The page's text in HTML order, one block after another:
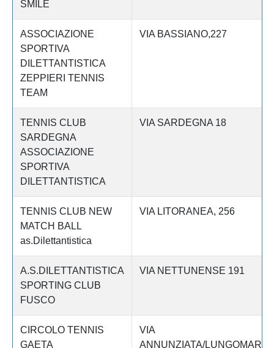
SMILE
ASSOCIAZIONE
SPORTIVA
DILETTANTISTICA
ZEPPIERI TENNIS
TEAM
VIA BASSIANO,227
TENNIS CLUB
SARDEGNA
ASSOCIAZIONE
SPORTIVA
DILETTANTISTICA
VIA SARDEGNA 18
TENNIS CLUB NEW
MATCH BALL
as.Dilettantistica
VIA LITORANEA, 256
A.S.DILETTANTISTICA
SPORTING CLUB
FUSCO
VIA NETTUNENSE 191
CIRCOLO TENNIS
GAETA
VIA
ANNUNZIATA/LUNGOMARE